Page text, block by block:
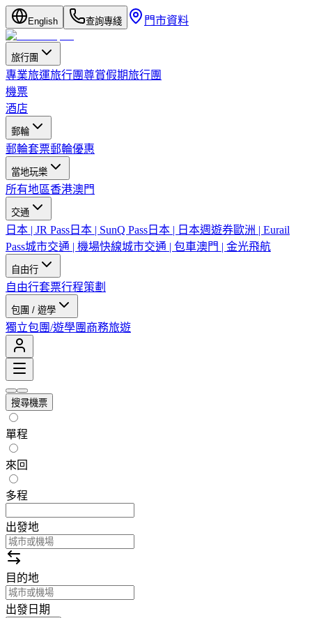
English 查詢專綫 門市資料
旅行團
專業旅運旅行團尊賞假期旅行團
機票
酒店
郵輪
郵輪套票郵輪優惠
當地玩樂
所有地區香港澳門
交通
日本 | JR Pass 日本 | SunQ Pass 日本 | 日本週遊券歐洲 | Eurail
Pass城市交通 | 機場快線城市交通 | 包車澳門 | 金光飛航
自由行
自由行套票行程策劃
包團 / 遊學
獨立包團/遊學團 商務旅遊
搜尋機票
單程
來回
多程
出發地
目的地
出發日期